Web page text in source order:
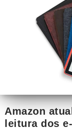
Amazon
leitura dos